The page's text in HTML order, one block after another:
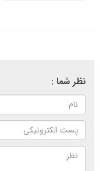
نظر شما :